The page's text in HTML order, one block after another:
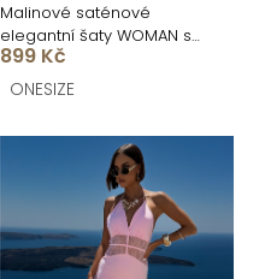
Malinové saténové
elegantní šaty WOMAN s
dlouhým rukávem
899 Kč
ONESIZE